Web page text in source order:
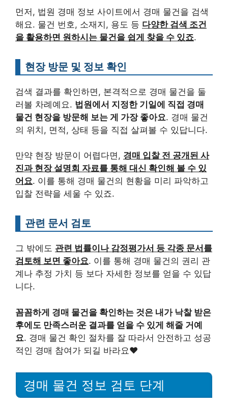
먼저, 법원 경매 정보 사이트에서 경매 물건을 검색
해요. 물건 번호, 소재지, 용도 등 다양한 검색 조건
을 활용하면 원하시는 물건을 쉽게 찾을 수 있죠.
현장 방문 및 정보 확인
검색 결과를 확인하면, 본격적으로 경매 물건을 둘
러볼 차례예요. 법원에서 지정한 기일에 직접 경매
물건 현장을 방문해 보는 게 가장 좋아요. 경매 물건
의 위치, 면적, 상태 등을 직접 살펴볼 수 있답니다.
만약 현장 방문이 어렵다면, 경매 입찰 전 공개된 사
진과 현장 설명회 자료를 통해 대신 확인해 볼 수 있
어요. 이를 통해 경매 물건의 현황을 미리 파악하고
입찰 전략을 세울 수 있죠.
관련 문서 검토
그 밖에도 관련 법률이나 감정평가서 등 각종 문서를
검토해 보면 좋아요. 이를 통해 경매 물건의 권리 관
계나 추정 가치 등 보다 자세한 정보를 얻을 수 있답
니다.
꼼꼼하게 경매 물건을 확인하는 것은 내가 낙찰 받은
후에도 만족스러운 결과를 얻을 수 있게 해줄 거예
요. 경매 물건 확인 절차를 잘 따라서 안전하고 성공
적인 경매 참여가 되길 바라요♥
경매 물건 정보 검토 단계